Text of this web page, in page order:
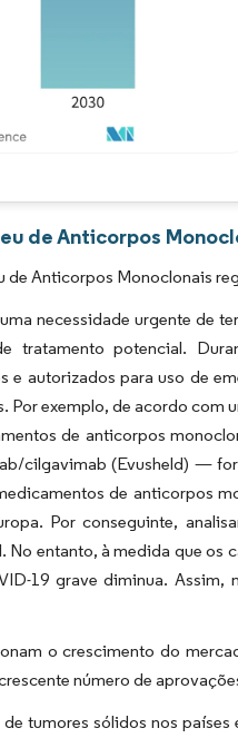
de Anticorpos
de Anticorpos Monoclonais
necessidade urgente de
tratamento potencial.
e autorizados para uso de
Por exemplo, de acordo
de anticorpos
cilgavimab (Evusheld) —
de anticorpos
Por conseguinte,
entanto, à medida que os
19 grave diminua.
o crescimento do
número de
tumores sólidos nos